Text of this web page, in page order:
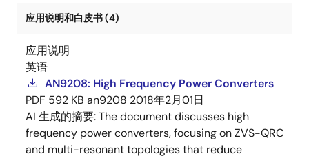
应用说明和白皮书 (4)
应用说明
英语
AN9208: High Frequency Power Converters
PDF 592 KB an9208 2018年2月01日
AI 生成的摘要:The document discusses high
frequency power converters, focusing on ZVS-QRC
and multi-resonant topologies that reduce